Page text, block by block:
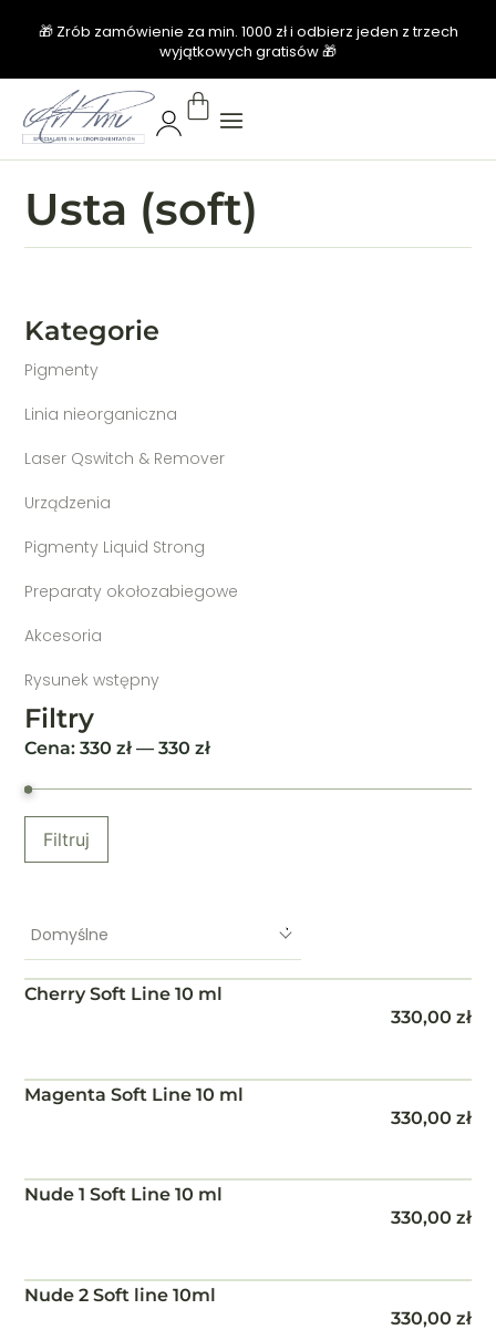
🎁 Zrób zamówienie za min. 1000 zł i odbierz jeden z trzech
wyjątkowych gratisów 🎁
Usta (soft)
Filtry
Cena:330 zł —330 zł
Filtruj
Kategorie
Pigmenty
Linia nieorganiczna
Laser Qswitch & Remover
Urządzenia
Pigmenty Liquid Strong
Preparaty okołozabiegowe
Akcesoria
Rysunek wstępny
Domyślne
Cherry Soft Line 10 ml
330,00 zł
Magenta Soft Line 10 ml
330,00 zł
Nude 1 Soft Line 10 ml
330,00 zł
Nude 2 Soft line 10ml
330,00 zł